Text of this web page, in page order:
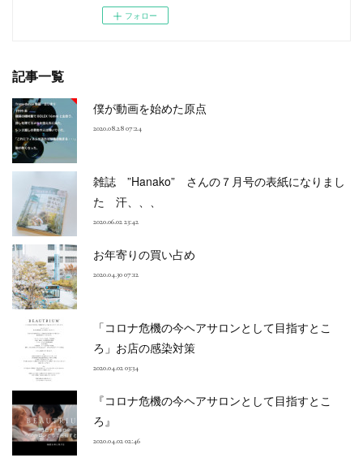
フォロー
記事一覧
僕が動画を始めた原点
2020.08.28 07:24
雑誌 ”Hanako” さんの７月号の表紙になりまし
た 汗、、、
2020.06.02 23:42
お年寄りの買い占め
2020.04.30 07:12
「コロナ危機の今ヘアサロンとして目指すとこ
ろ」お店の感染対策
2020.04.02 03:34
『コロナ危機の今ヘアサロンとして目指すとこ
ろ』
2020.04.02 02:46